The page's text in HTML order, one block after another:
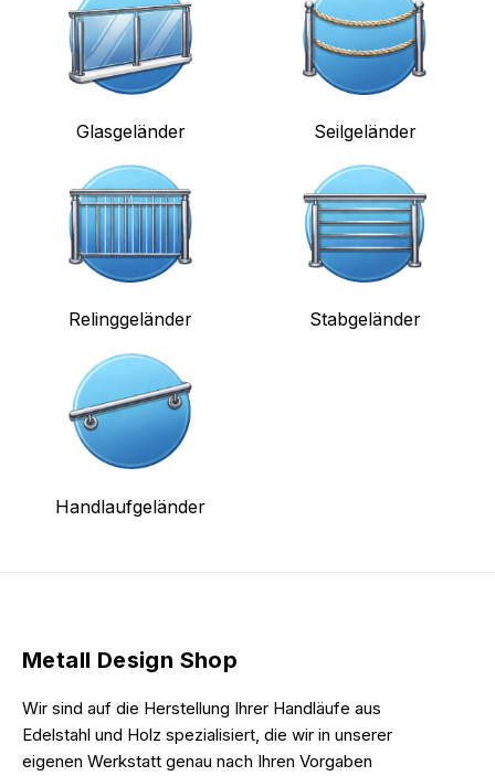
Glasgeländer Seilgeländer
Relinggeländer Stabgeländer
Handlaufgeländer
Metall Design Shop
Wir sind auf die Herstellung Ihrer Handläufe aus
Edelstahl und Holz spezialisiert, die wir in unserer
eigenen Werkstatt genau nach Ihren Vorgaben